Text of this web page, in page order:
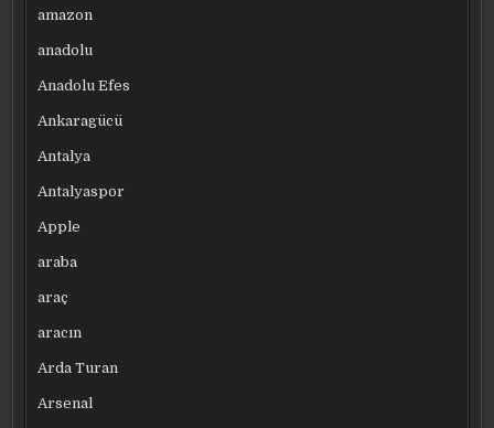
amazon
anadolu
Anadolu Efes
Ankaragücü
Antalya
Antalyaspor
Apple
araba
araç
aracın
Arda Turan
Arsenal